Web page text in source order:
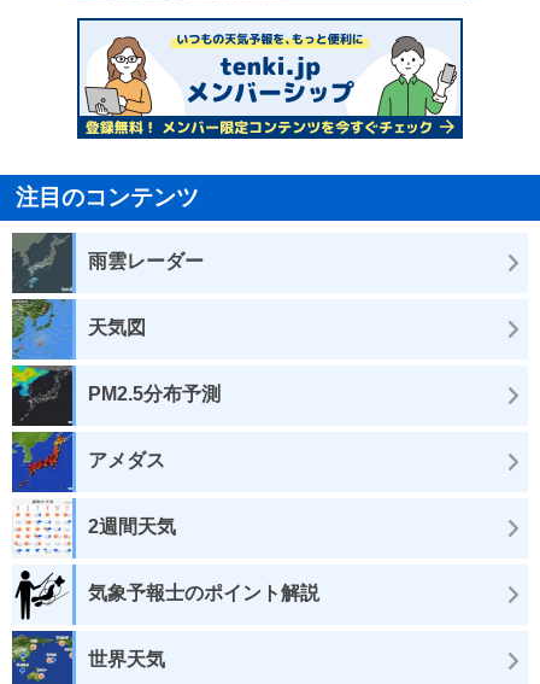
注目のコンテンツ
雨雲レーダー
天気図
PM2.5分布予測
アメダス
2週間天気
気象予報士のポイント解説
世界天気